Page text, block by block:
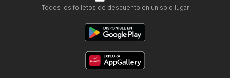
Todos los folletos de descuento en un solo lugar